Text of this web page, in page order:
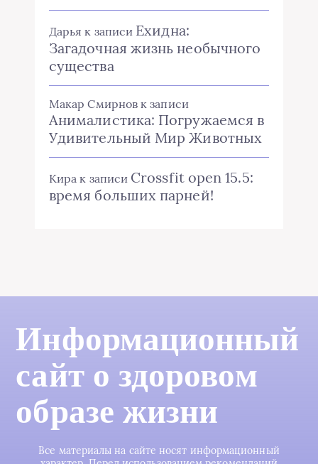
Дарья к записи Ехидна:
Загадочная жизнь необычного
существа
Макар Смирнов к записи
Анималистика: Погружаемся в
Удивительный Мир Животных
Кира к записи Crossfit open 15.5:
время больших парней!
Информационный
сайт о здоровом
образе жизни
Все материалы на сайте носят информационный